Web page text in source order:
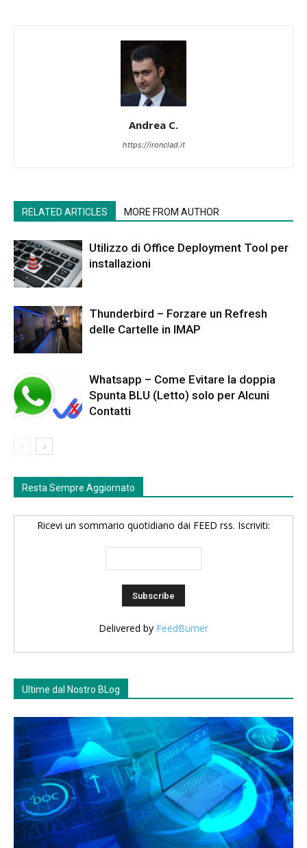
Andrea C.
https://ironclad.it
RELATED ARTICLES MORE FROM AUTHOR
Utilizzo di Office Deployment Tool per
installazioni
Thunderbird – Forzare un Refresh
delle Cartelle in IMAP
Whatsapp – Come Evitare la doppia
Spunta BLU (Letto) solo per Alcuni
Contatti
Resta Sempre Aggiornato
Ricevi un sommario quotidiano dai FEED rss. Iscriviti:
Delivered by FeedBurner
Ultime dal Nostro BLog